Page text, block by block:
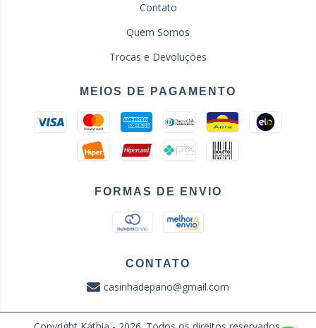
Contato
Quem Somos
Trocas e Devoluções
MEIOS DE PAGAMENTO
FORMAS DE ENVIO
CONTATO
casinhadepano@gmail.com